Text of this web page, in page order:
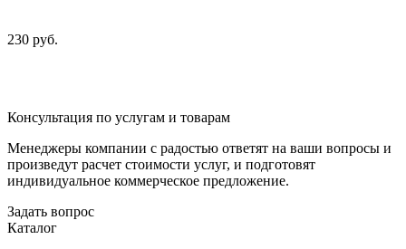
230 руб.
Консультация по услугам и товарам
Менеджеры компании с радостью ответят на ваши вопросы и
произведут расчет стоимости услуг, и подготовят
индивидуальное коммерческое предложение.
Задать вопрос
Каталог